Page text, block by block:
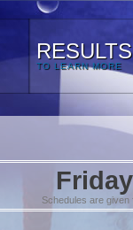
RESULTS
TO LEARN MORE
Schedules are